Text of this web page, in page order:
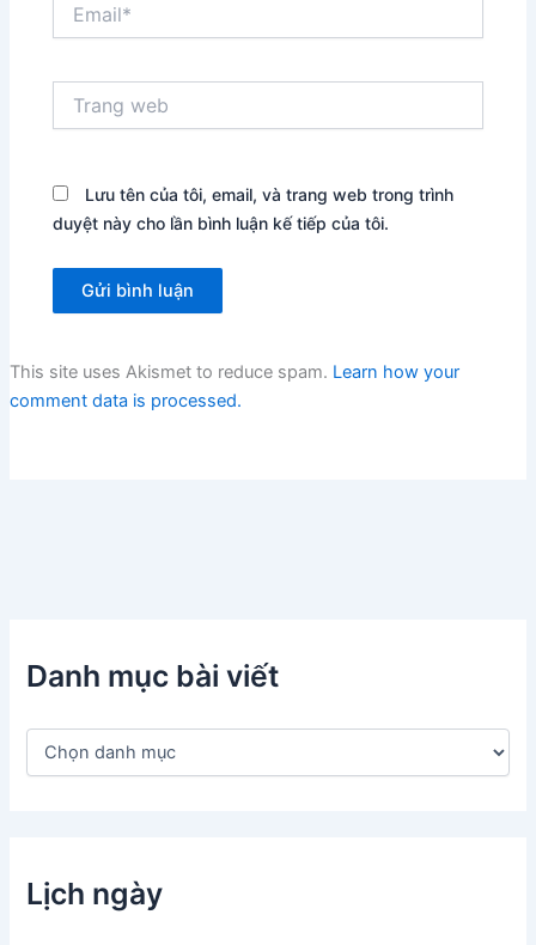
web
Lưu tên của tôi, email, và trang web trong trình
duyệt này cho lần bình luận kế tiếp của tôi.
This site uses Akismet to reduce spam. Learn how your
comment data is processed.
Danh mục bài viết
D
c
b
Lịch ngày